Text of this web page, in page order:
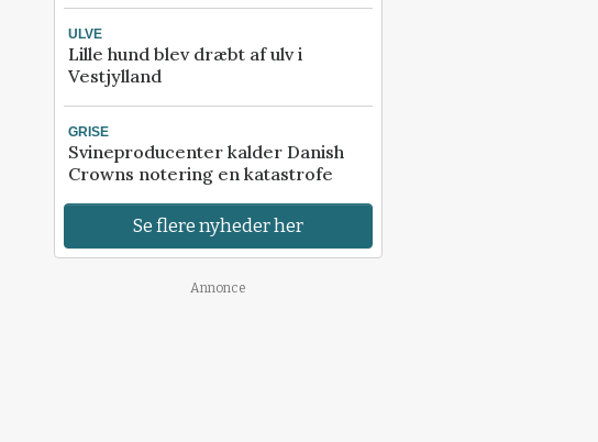
ULVE
Lille hund blev dræbt af ulv i
Vestjylland
GRISE
Svineproducenter kalder Danish
Crowns notering en katastrofe
Se flere nyheder her
Annonce